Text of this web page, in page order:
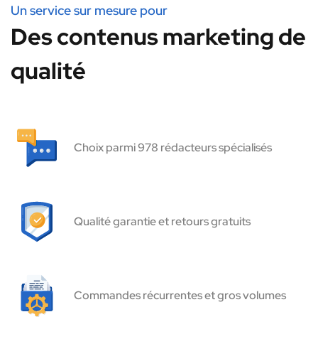
Un service sur mesure pour
Des contenus marketing de
qualité
Choix parmi 978 rédacteurs spécialisés
Qualité garantie et retours gratuits
Commandes récurrentes et gros volumes